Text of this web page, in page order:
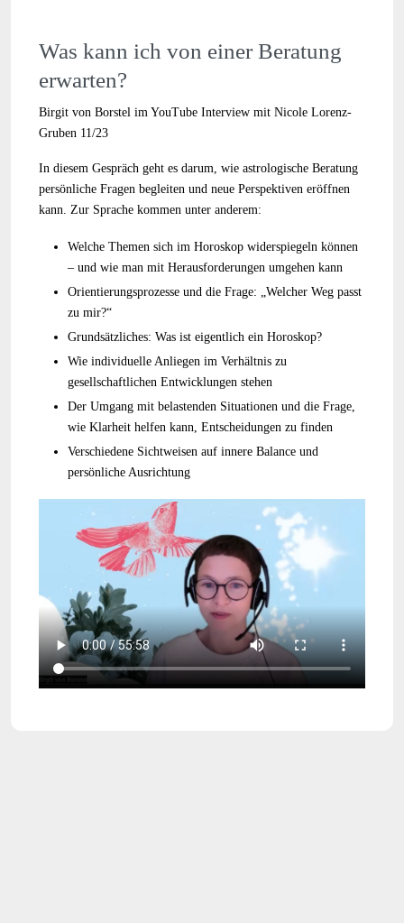
Was kann ich von einer Beratung
erwarten?
Birgit von Borstel im YouTube Interview mit Nicole Lorenz-
Gruben 11/23
In diesem Gespräch geht es darum, wie astrologische Beratung
persönliche Fragen begleiten und neue Perspektiven eröffnen
kann. Zur Sprache kommen unter anderem:
Welche Themen sich im Horoskop widerspiegeln können
– und wie man mit Herausforderungen umgehen kann
Orientierungsprozesse und die Frage: „Welcher Weg passt
zu mir?“
Grundsätzliches: Was ist eigentlich ein Horoskop?
Wie individuelle Anliegen im Verhältnis zu
gesellschaftlichen Entwicklungen stehen
Der Umgang mit belastenden Situationen und die Frage,
wie Klarheit helfen kann, Entscheidungen zu finden
Verschiedene Sichtweisen auf innere Balance und
persönliche Ausrichtung